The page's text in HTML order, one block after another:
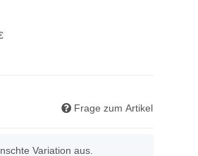
Frage zum Artikel
Variation aus.